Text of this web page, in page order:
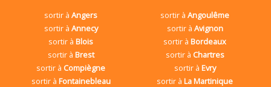
sortir àAngers sortir àAngoulême
sortir à Annecy sortir à Avignon
sortir àBlois sortir àBordeaux
sortir à Brest sortir à Chartres
sortir à Compiègne sortir à Evry
sortir à Fontainebleau sortir àLa Martinique